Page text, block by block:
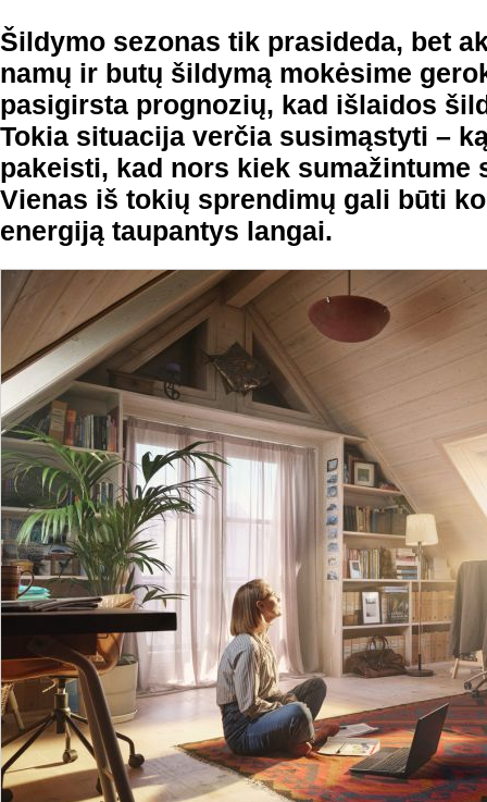
Šildymo sezonas tik prasideda, bet
namų ir butų šildymą mokėsime
pasigirsta prognozių, kad išlaidos
Tokia situacija verčia susimąstyti –
pakeisti, kad nors kiek sumažintume
Vienas iš tokių sprendimų gali būti
energiją taupantys langai.